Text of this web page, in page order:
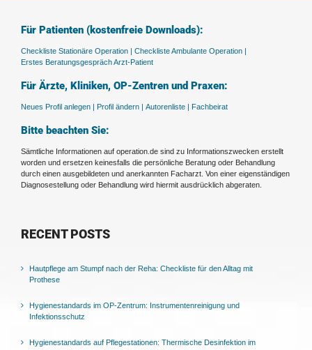
Für Patienten (kostenfreie Downloads):
Checkliste Stationäre Operation | Checkliste Ambulante Operation |
Erstes Beratungsgespräch Arzt-Patient
Für Ärzte, Kliniken, OP-Zentren und Praxen:
Neues Profil anlegen | Profil ändern | Autorenliste | Fachbeirat
Bitte beachten Sie:
Sämtliche Informationen auf operation.de sind zu Informationszwecken erstellt
worden und ersetzen keinesfalls die persönliche Beratung oder Behandlung
durch einen ausgebildeten und anerkannten Facharzt. Von einer eigenständigen
Diagnosestellung oder Behandlung wird hiermit ausdrücklich abgeraten.
RECENT POSTS
Hautpflege am Stumpf nach der Reha: Checkliste für den Alltag mit
Prothese
Hygienestandards im OP-Zentrum: Instrumentenreinigung und
Infektionsschutz
Hygienestandards auf Pflegestationen: Thermische Desinfektion im